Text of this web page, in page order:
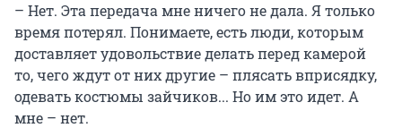
– Нет. Эта передача мне ничего не дала. Я только
время потерял. Понимаете, есть люди, которым
доставляет удовольствие делать перед камерой
то, чего ждут от них другие – плясать вприсядку,
одевать костюмы зайчиков... Но им это идет. А
мне – нет.